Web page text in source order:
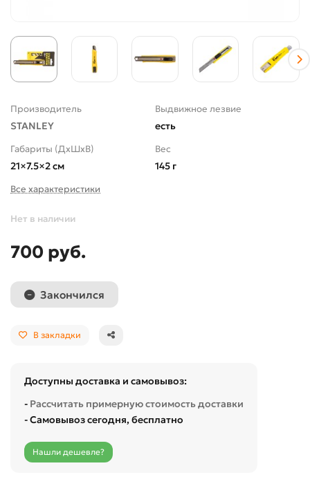
Производитель
STANLEY
Выдвижное лезвие
есть
Габариты (ДхШхВ)
21×7.5×2 см
Вес
145 г
Все характеристики
Нет в наличии
700 руб.
Закончился
В закладки
Доступны доставка и самовывоз:
- Рассчитать примерную стоимость доставки
- Самовывоз сегодня, бесплатно
Нашли дешевле?